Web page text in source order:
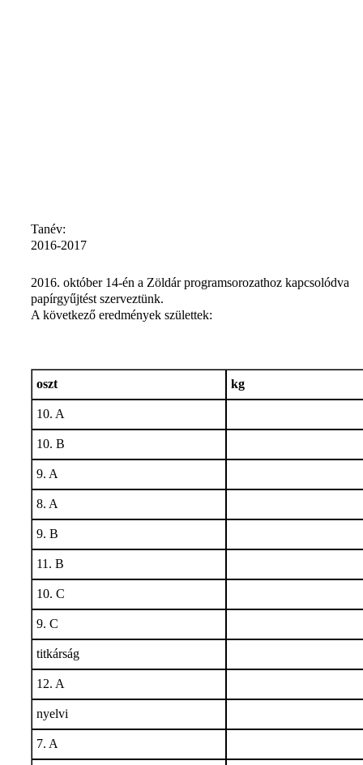
Tanév:
2016-2017
2016. október 14-én a Zöldár programsorozathoz kapcsolódva
papírgyűjtést szerveztünk.
A következő eredmények születtek:
oszt kg
10. A
10. B
9. A
8. A
9. B
11. B
10. C
9. C
titkárság
12. A
nyelvi
7. A